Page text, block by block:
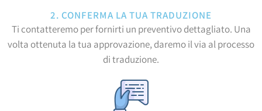
2. CONFERMA LA TUA TRADUZIONE
Ti contatteremo per fornirti un preventivo dettagliato. Una
volta ottenuta la tua approvazione, daremo il via al processo
di traduzione.